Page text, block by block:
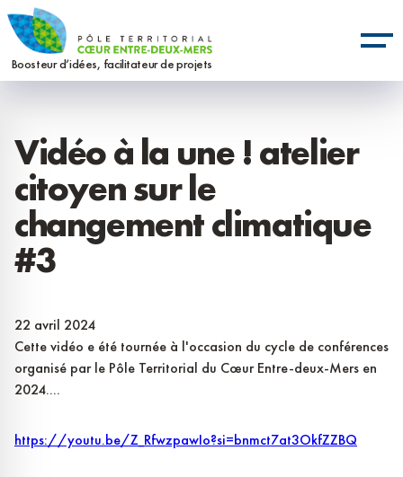
Aller
au
contenu
Boosteur d’idées, facilitateur de projets
Vidéo à la une ! atelier
citoyen sur le
changement climatique
#3
22 avril 2024
Cette vidéo e été tournée à l'occasion du cycle de conférences
organisé par le Pôle Territorial du Cœur Entre-deux-Mers en
2024....
https://youtu.be/Z_RfwzpawIo?si=bnmct7at3OkfZZBQ
Panneau de gestion des cookies